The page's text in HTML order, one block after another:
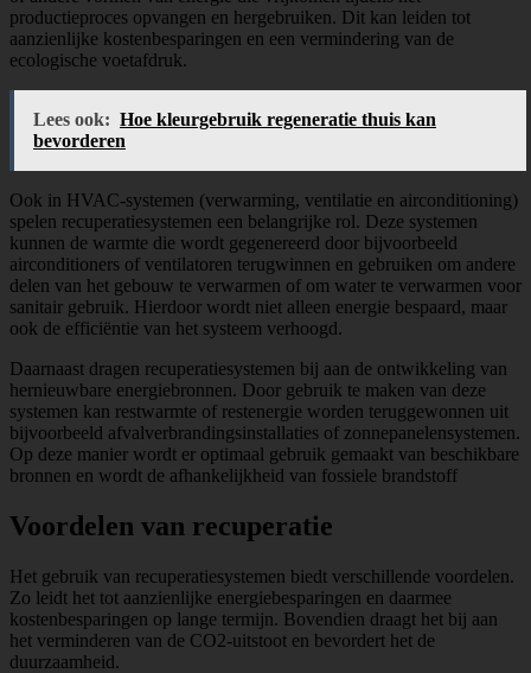
productieproces opvangen en hergebruiken. Dit kan leiden tot
aanzienlijke kostenbesparingen en een vermindering van de
ecologische voetafdruk.
Lees ook: Hoe kleurgebruik regeneratie thuis kan
bevorderen
Ook in HVAC-systemen (verwarming, ventilatie en airconditioning)
spelen recuperatiesystemen een belangrijke rol. Deze systemen
kunnen de warmte die wordt gegenereerd door bijvoorbeeld
airconditioners of ventilatoren terugwinnen en gebruiken om andere
delen van het gebouw te verwarmen of om water te verwarmen voor
sanitair gebruik. Hierdoor wordt niet alleen energie bespaard, maar
ook de efficiëntie van het systeem verhoogd.
Daarnaast dragen recuperatiesystemen bij aan de ontwikkeling van
hernieuwbare energiebronnen. Door gebruik te maken van deze
systemen kan restwarmte of restenergie worden teruggewonnen uit
bijvoorbeeld afvalverbrandingsinstallaties of zonnepanelensystemen.
Op deze manier wordt er optimaal gebruik gemaakt van beschikbare
bronnen en wordt de afhankelijkheid van fossiele brandstoff
Voordelen van recuperatie
Het gebruik van recuperatiesystemen biedt verschillende voordelen.
Zo leidt het tot aanzienlijke energiebesparingen en daarmee
kostenbesparingen op lange termijn. Bovendien draagt het bij aan
het verminderen van de CO2-uitstoot en bevordert het de
duurzaamheid.